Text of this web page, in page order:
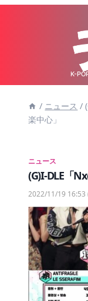
K-
/ ニュース /
楽中心」
ニュース
(G)I-DLE「
2022/11/19 16:53